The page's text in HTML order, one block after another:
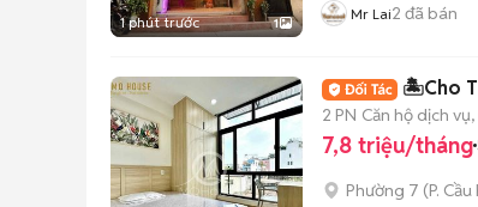
1 phút trước 1 Mr Lai2 đã bán
🏝️Cho
2 PN Căn hộ dịch vụ,
7,8 triệu/tháng
Phường 7 (P.